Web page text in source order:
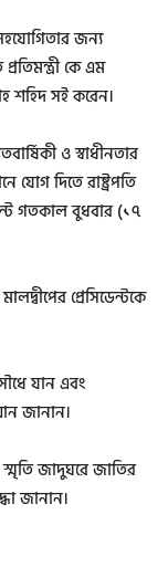
জন্য
কে এম
শহিদ সই করেন।
ও স্বাধীনতার
দিতে রাষ্ট্রপতি
গতকাল বুধবার (১৭
প্রেসিডেন্টকে
যান এবং
জানান।
স্মৃতি জাদুঘরে জাতির
জানান।